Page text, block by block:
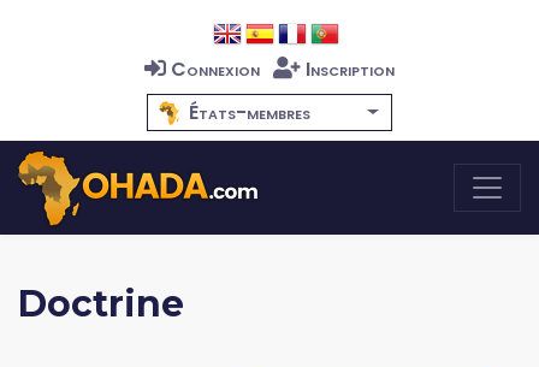
Connexion
Inscription
États-membres
Doctrine